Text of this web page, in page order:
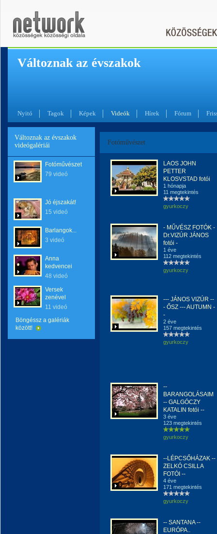
Változnak az évszakok
Nyitó Tagok Képek Videók Hírek Fórum
Változnak az évszakok
videógalériái
Fotóművészet
79 videó
Jó éjszakát!
15 videó
Barlangok...
3 videó
Anna
kedvencei
48 videó
Versek
zenével
11 videó
Böngéssz a galériák
között!
Fotóművészet
LAOS JOHN
PETTER
KLOSVSTAD fotói
1 hónapja
11 megtekintés
gyurkoczy
- MŰVÉSZ FOTÓK -
Dr.VIZÚR JÁNOS
fotói -
1 éve
112 megtekintés
gyurkoczy
--- JÁNOS VIZÚR --
- ŐSZ --- AUTUMN -
-
2 éve
157 megtekintés
gyurkoczy
--
BARANGOLÁSAIM
-- GALGÓCZY
KATALIN fotói --
3 éve
123 megtekintés
gyurkoczy
--LÉPCSŐHÁZAK --
ZELKÓ CSILLA
FOTÓI --
4 éve
171 megtekintés
gyurkoczy
-- SANTANA --
EURÓPA..